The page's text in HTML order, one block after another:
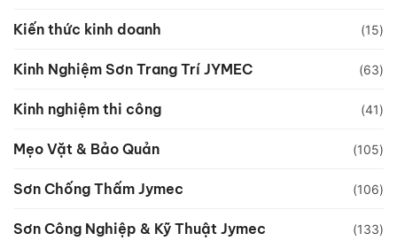
Kiến thức kinh doanh (15)
Kinh Nghiệm Sơn Trang Trí JYMEC (63)
Kinh nghiệm thi công (41)
Mẹo Vặt & Bảo Quản (105)
Sơn Chống Thấm Jymec (106)
Sơn Công Nghiệp & Kỹ Thuật Jymec (133)